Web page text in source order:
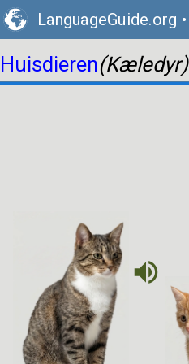
LanguageGuide.org •
Huisdieren(Kæledyr)
volume_up